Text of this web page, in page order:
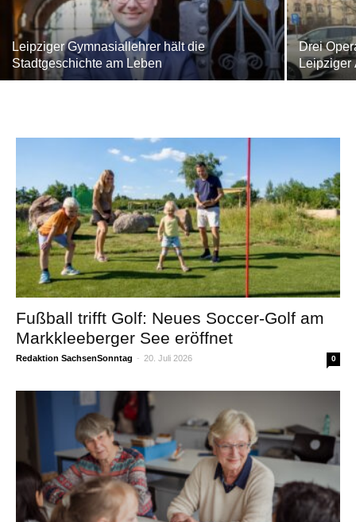
Leipziger Gymnasiallehrer hält die
Stadtgeschichte am Leben
Drei
Leipziger
Fußball trifft Golf: Neues Soccer-Golf am
Markkleeberger See eröffnet
Redaktion SachsenSonntag - 20. Juli 2026 0